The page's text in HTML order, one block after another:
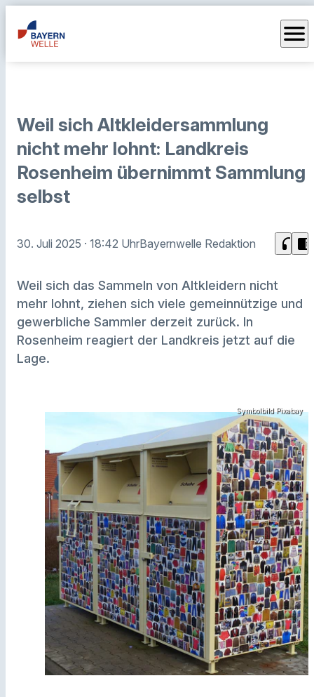
menu
Weil sich Altkleidersammlung
nicht mehr lohnt: Landkreis
Rosenheim übernimmt Sammlung
selbst
30. Juli 2025 · 18:42 UhrBayernwelle Redaktion headphones chrome_reader_mode
Weil sich das Sammeln von Altkleidern nicht
mehr lohnt, ziehen sich viele gemeinnützige und
gewerbliche Sammler derzeit zurück. In
Rosenheim reagiert der Landkreis jetzt auf die
Lage.
Symbolbild Pixabay